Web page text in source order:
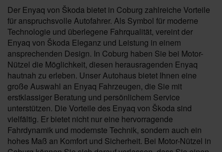
Der Enyaq von Škoda bietet in Coburg zahlreiche Vorteile
für anspruchsvolle Autofahrer. Als Symbol für moderne
Technologie und überlegene Fahrqualität, vereint der
Enyaq von Škoda Eleganz und Leistung in einem
ansprechenden Design. In Coburg haben Sie bei Motor-
Nützel die Möglichkeit, diesen herausragenden Enyaq
hautnah zu erleben. Unser Autohaus bietet Ihnen eine
große Auswahl an Enyaq Fahrzeugen, die Sie mit
erstklassiger Beratung und persönlichem Service
unterstützen. Die Vorteile des Enyaq von Škoda sind
vielfältig. Er bietet nicht nur eine hervorragende
Fahrdynamik und modernste Technik, sondern auch ein
hohes Maß an Komfort und Sicherheit. Bei Motor-Nützel in